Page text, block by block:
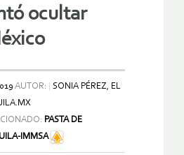
ocultar
AUTOR:
SONIA PÉREZ, EL
PASTA DE
IMMSA